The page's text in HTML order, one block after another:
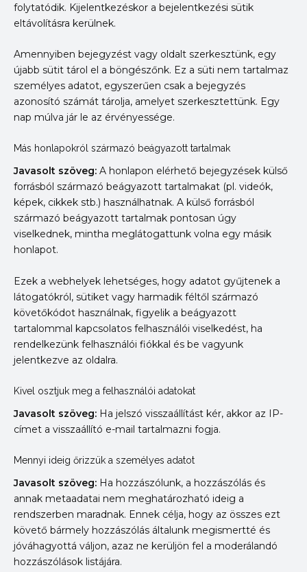
folytatódik. Kijelentkezéskor a bejelentkezési sütik
eltávolításra kerülnek.
Amennyiben bejegyzést vagy oldalt szerkesztünk, egy
újabb sütit tárol el a böngészőnk. Ez a süti nem tartalmaz
személyes adatot, egyszerűen csak a bejegyzés
azonosító számát tárolja, amelyet szerkesztettünk. Egy
nap múlva jár le az érvényessége.
Más honlapokról származó beágyazott tartalmak
Javasolt szöveg: A honlapon elérhető bejegyzések külső
forrásból származó beágyazott tartalmakat (pl. videók,
képek, cikkek stb.) használhatnak. A külső forrásból
származó beágyazott tartalmak pontosan úgy
viselkednek, mintha meglátogattunk volna egy másik
honlapot.
Ezek a webhelyek lehetséges, hogy adatot gyűjtenek a
látogatókról, sütiket vagy harmadik féltől származó
követőkódot használnak, figyelik a beágyazott
tartalommal kapcsolatos felhasználói viselkedést, ha
rendelkezünk felhasználói fiókkal és be vagyunk
jelentkezve az oldalra.
Kivel osztjuk meg a felhasználói adatokat
Javasolt szöveg: Ha jelszó visszaállítást kér, akkor az IP-
címet a visszaállító e-mail tartalmazni fogja.
Mennyi ideig őrizzük a személyes adatot
Javasolt szöveg: Ha hozzászólunk, a hozzászólás és
annak metaadatai nem meghatározható ideig a
rendszerben maradnak. Ennek célja, hogy az összes ezt
követő bármely hozzászólás általunk megismertté és
jóváhagyottá váljon, azaz ne kerüljön fel a moderálandó
hozzászólások listájára.